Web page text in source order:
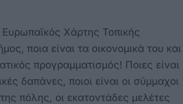
Ευρωπαϊκός Χάρτης Τοπικής
ποια είναι τα οικονομικά του και
προγραμματισμός! Ποιες είναι
δαπάνες, ποιοι είναι οι σύμμαχοι
πόλης, οι εκατοντάδες μελέτες